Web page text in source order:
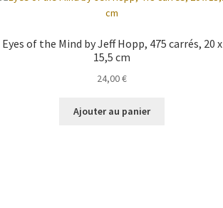
Eyes of the Mind by Jeff Hopp, 475 carrés, 20 x
15,5 cm
24,00€
Ajouter au panier